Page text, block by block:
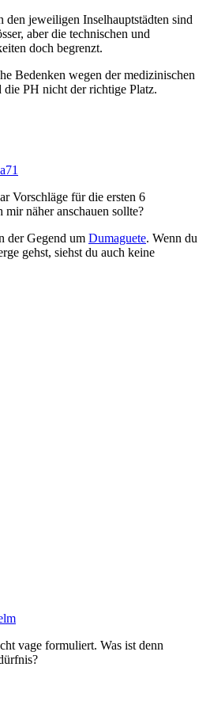
den jeweiligen Inselhauptstädten sind
aber die technischen und
doch begrenzt.
Bedenken wegen der medizinischen
die PH nicht der richtige Platz.
Vorschläge für die ersten 6
mir näher anschauen sollte?
der Gegend um Dumaguete. Wenn du
gehst, siehst du auch keine
vage formuliert. Was ist denn